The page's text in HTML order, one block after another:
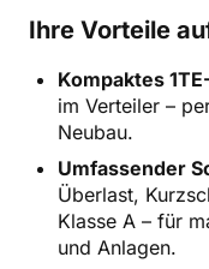
Ihre Vorteile
Kompaktes
im Verteiler –
Neubau.
Umfassender
Überlast,
Klasse A – für
und Anlagen.